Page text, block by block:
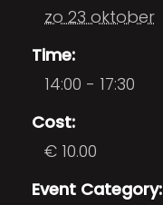
zo 23 oktober
Time:
14:00 - 17:30
Cost:
€ 10.00
Event Category: